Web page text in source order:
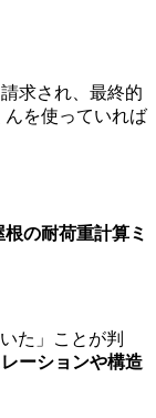
求され、最終的
んを使っていれば
の耐荷重計算ミ
た」ことが判
ーションや構造